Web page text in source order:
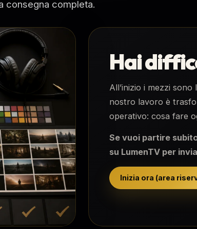
consegna completa.
Hai
All’inizio i mezzi
nostro lavoro è
operativo: cosa fare
Se vuoi partire
su LumenTV per
Inizia ora (area